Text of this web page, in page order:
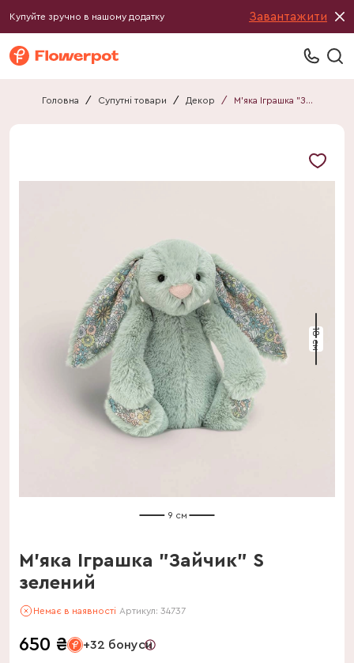
Купуйте зручно в нашому додатку Завантажити
Головна / Супутні товари / Декор / М'яка Іграшка "Зайчик" S зелений
18 см
9 см
М'яка Іграшка "Зайчик" S
зелений
Немає в наявності Артикул: 34737
650 ₴ +32 бонуси